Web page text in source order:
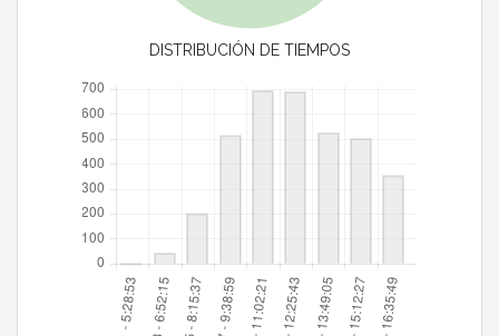
DISTRIBUCIÓN DE TIEMPOS